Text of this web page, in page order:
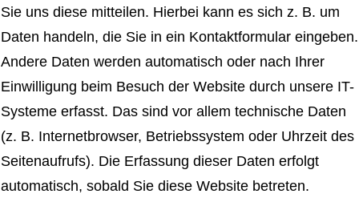
Sie uns diese mitteilen. Hierbei kann es sich z. B. um
Daten handeln, die Sie in ein Kontaktformular eingeben.
Andere Daten werden automatisch oder nach Ihrer
Einwilligung beim Besuch der Website durch unsere IT-
Systeme erfasst. Das sind vor allem technische Daten
(z. B. Internetbrowser, Betriebssystem oder Uhrzeit des
Seitenaufrufs). Die Erfassung dieser Daten erfolgt
automatisch, sobald Sie diese Website betreten.